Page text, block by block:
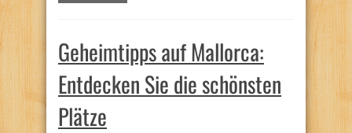
Geheimtipps auf Mallorca:
Entdecken Sie die schönsten
Plätze